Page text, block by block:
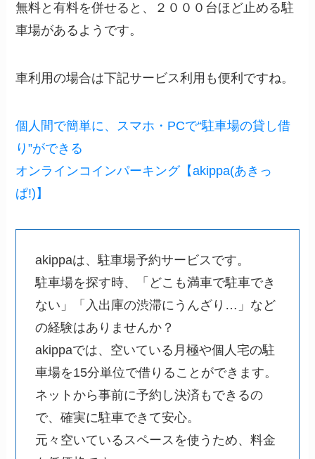
無料と有料を併せると、２０００台ほど止める駐
車場があるようです。
車利用の場合は下記サービス利用も便利ですね。
個人間で簡単に、スマホ・PCで“駐車場の貸し借
り”ができる
オンラインコインパーキング【akippa(あきっ
ぱ!)】
akippaは、駐車場予約サービスです。
駐車場を探す時、「どこも満車で駐車でき
ない」「入出庫の渋滞にうんざり…」など
の経験はありませんか？
akippaでは、空いている月極や個人宅の駐
車場を15分単位で借りることができます。
ネットから事前に予約し決済もできるの
で、確実に駐車できて安心。
元々空いているスペースを使うため、料金